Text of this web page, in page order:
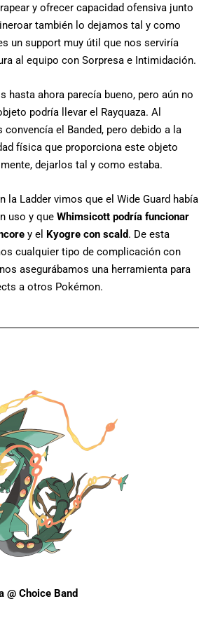
y ofrecer capacidad ofensiva junto
también lo dejamos tal y como
un support muy útil que nos serviría
al equipo con Sorpresa e Intimidación.
hasta ahora parecía bueno, pero aún no
podría llevar el Rayquaza. Al
convencía el Banded, pero debido a la
física que proporciona este objeto
dejarlos tal y como estaba.
la Ladder vimos que el Wide Guard había
uso y que Whimsicott podría funcionar
y el Kyogre con scald. De esta
cualquier tipo de complicación con
asegurábamos una herramienta para
a otros Pokémon.
@ Choice Band